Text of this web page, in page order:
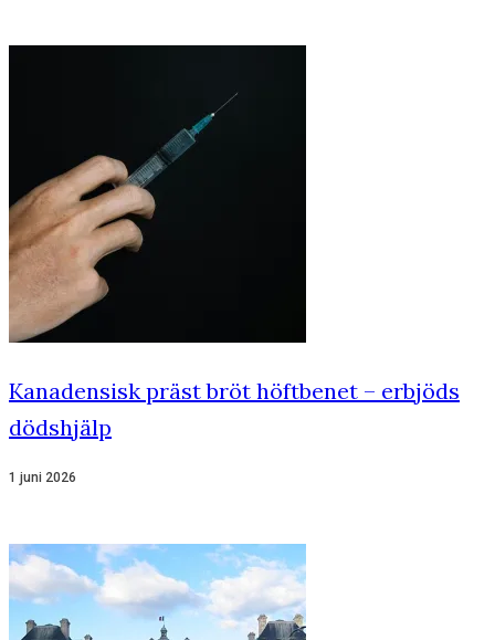
Kanadensisk präst bröt höftbenet – erbjöds
dödshjälp
1 juni 2026